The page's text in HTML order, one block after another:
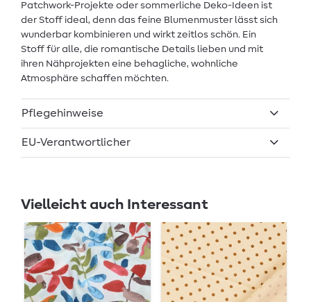
Patchwork-Projekte oder sommerliche Deko-Ideen ist
der Stoff ideal, denn das feine Blumenmuster lässt sich
wunderbar kombinieren und wirkt zeitlos schön. Ein
Stoff für alle, die romantische Details lieben und mit
ihren Nähprojekten eine behagliche, wohnliche
Atmosphäre schaffen möchten.
Pflegehinweise
EU-Verantwortlicher
Vielleicht auch Interessant